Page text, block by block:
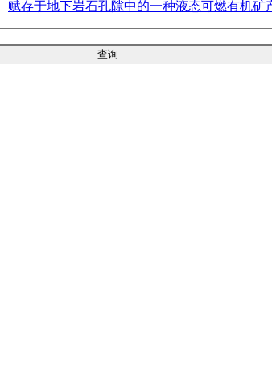
赋存于地下岩石孔隙中的一种液态可燃有机矿